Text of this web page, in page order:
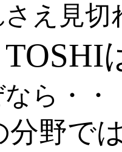
え見切
TOSHI
ら・・
分野で